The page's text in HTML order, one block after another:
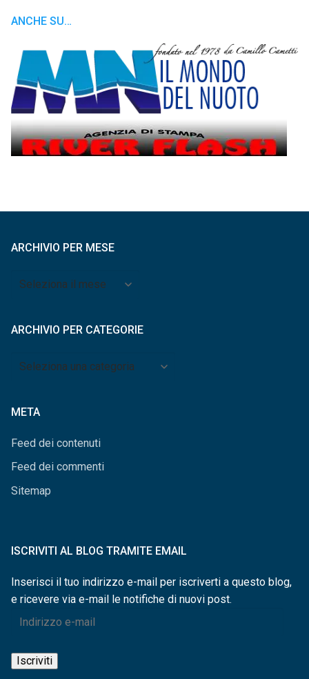
ANCHE SU…
ARCHIVIO PER MESE
Archivio
ARCHIVIO PER CATEGORIE
Archivio
META
Feed dei contenuti
Feed dei commenti
Sitemap
ISCRIVITI AL BLOG TRAMITE EMAIL
Inserisci il tuo indirizzo e-mail per iscriverti a questo blog,
e ricevere via e-mail le notifiche di nuovi post.
Indirizzo
mail
Iscriviti